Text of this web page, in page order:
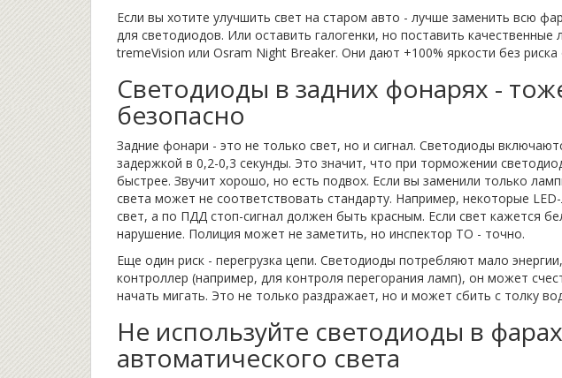
Если вы хотите улучшить свет на старом авто - лучше заменить всю
для светодиодов. Или оставить галогенки, но поставить качественные
tremeVision или Osram Night Breaker. Они дают +100% яркости без риска
Светодиоды в задних фонарях -
безопасно
Задние фонари - это не только свет, но и сигнал. Светодиоды
задержкой в 0,2-0,3 секунды. Это значит, что при торможении
быстрее. Звучит хорошо, но есть подвох. Если вы заменили только
света может не соответствовать стандарту. Например, некоторые
свет, а по ПДД стоп-сигнал должен быть красным. Если свет кажется
нарушение. Полиция может не заметить, но инспектор ТО - точно.
Еще один риск - перегрузка цепи. Светодиоды потребляют мало
контроллер (например, для контроля перегорания ламп), он может
начать мигать. Это не только раздражает, но и может сбить с толку
Не используйте светодиоды в
автоматического света